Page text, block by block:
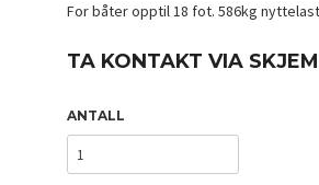
For båter opptil 18 fot. 586kg
TA KONTAKT VIA
ANTALL